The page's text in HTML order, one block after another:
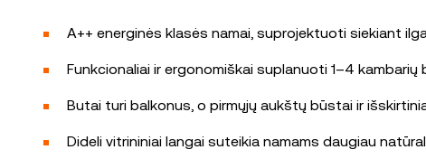
A++ energinės klasės namai, suprojektuoti siekiant
Funkcionaliai ir ergonomiškai suplanuoti 1–4 kambarių
Butai turi balkonus, o pirmųjų aukštų būstai ir
Dideli vitrininiai langai suteikia namams daugiau